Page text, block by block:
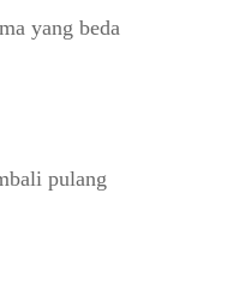
yang beda
pulang